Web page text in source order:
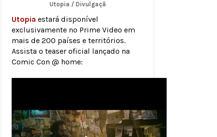
Utopia / Divulgaçã
Utopia estará disponível
exclusivamente no Prime Video em
mais de 200 países e territórios.
Assista o teaser oficial lançado na
Comic Con @ home: